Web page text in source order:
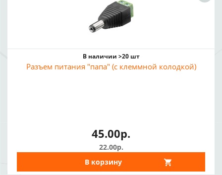
В наличии >20 шт
Разъем питания "папа" (с клеммной колодкой)
45.00р.
22.00р.
В корзину